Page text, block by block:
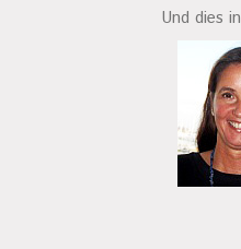
Und dies in